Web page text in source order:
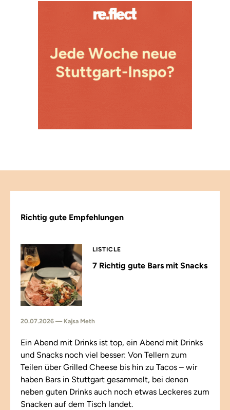
Richtig gute Empfehlungen
LISTICLE
7 Richtig gute Bars mit Snacks
20.07.2026 — Kajsa Meth
Ein Abend mit Drinks ist top, ein Abend mit Drinks
und Snacks noch viel besser: Von Tellern zum
Teilen über Grilled Cheese bis hin zu Tacos – wir
haben Bars in Stuttgart gesammelt, bei denen
neben guten Drinks auch noch etwas Leckeres zum
Snacken auf dem Tisch landet.